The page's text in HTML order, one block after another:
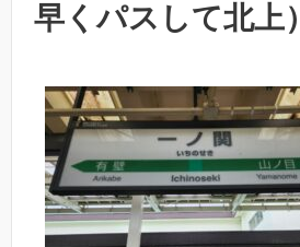
早くパスして北上）